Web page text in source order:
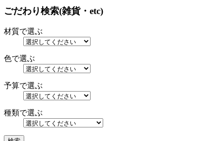
ごだわり検索(雑貨・etc)
材質で選ぶ
色で選ぶ
予算で選ぶ
種類で選ぶ